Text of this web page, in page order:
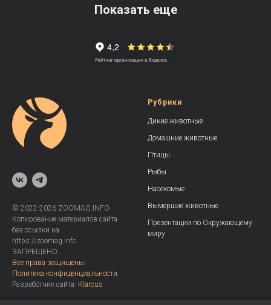
Показать еще
© 2022-2026 ZOOMAG.INFO
Копирование материалов сайта
без ссылки на
https://zoomag.info
ЗАПРЕЩЕНО.
Все права защищены.
Политика конфиденциальности.
Разработчик сайта: Klarcus
Рубрики
Дикие животные
Домашние животные
Птицы
Рыбы
Насекомые
Вымершие животные
Презентации по Окружающему
миру